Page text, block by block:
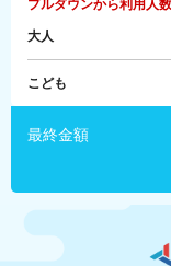
プルダウンから利用人
大人
こども
最終金額